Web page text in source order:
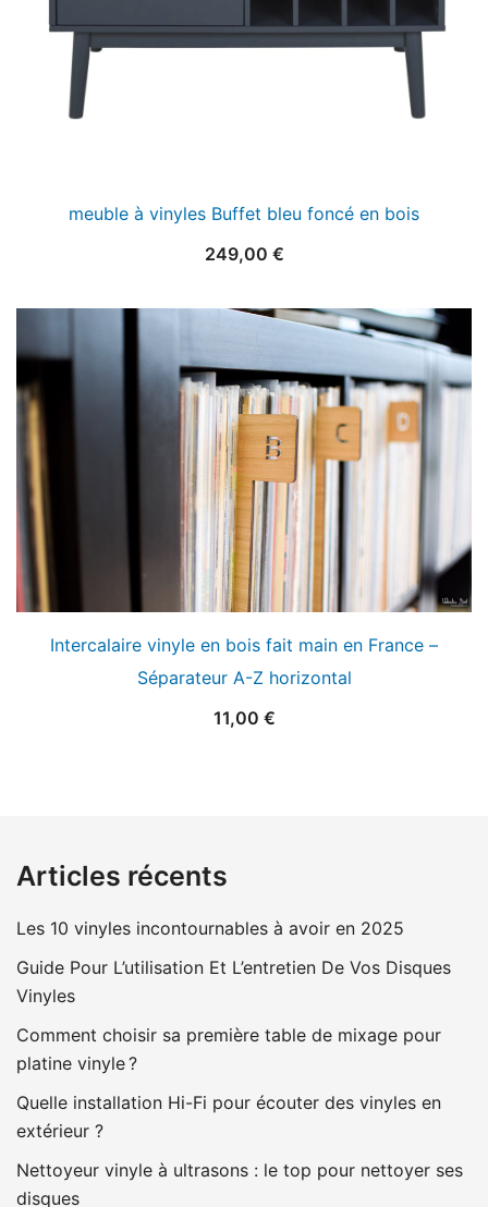
meuble à vinyles Buffet bleu foncé en bois
249,00 €
Intercalaire vinyle en bois fait main en France –
Séparateur A-Z horizontal
11,00 €
Articles récents
Les 10 vinyles incontournables à avoir en 2025
Guide Pour L’utilisation Et L’entretien De Vos Disques
Vinyles
Comment choisir sa première table de mixage pour
platine vinyle ?
Quelle installation Hi-Fi pour écouter des vinyles en
extérieur ?
Nettoyeur vinyle à ultrasons : le top pour nettoyer ses
disques